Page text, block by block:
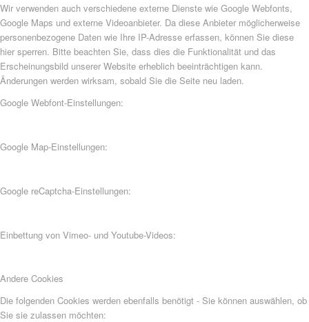
Wir verwenden auch verschiedene externe Dienste wie Google Webfonts,
Google Maps und externe Videoanbieter. Da diese Anbieter möglicherweise
personenbezogene Daten wie Ihre IP-Adresse erfassen, können Sie diese
hier sperren. Bitte beachten Sie, dass dies die Funktionalität und das
Erscheinungsbild unserer Website erheblich beeinträchtigen kann.
Änderungen werden wirksam, sobald Sie die Seite neu laden.
Google Webfont-Einstellungen:
Google Map-Einstellungen:
Google reCaptcha-Einstellungen:
Einbettung von Vimeo- und Youtube-Videos:
Andere Cookies
Die folgenden Cookies werden ebenfalls benötigt - Sie können auswählen, ob
Sie sie zulassen möchten: